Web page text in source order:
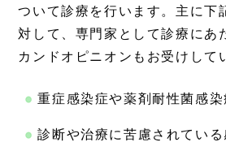
ついて診療を行います。主に下
対して、専門家として診療にあ
カンドオピニオンもお受けして
重症感染症や薬剤耐性菌感染
診断や治療に苦慮されている